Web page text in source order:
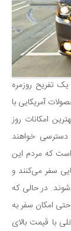
تفریح روزمره
و تمامی محصولات آمریکایی با
امکانات روز
دسترسی خواهند
که مردم این
سفر می‌کنند و
در حالی که
امکان سفر به
داخلی با قیمت بالای